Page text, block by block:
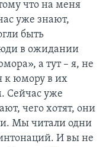
что на меня
уже знают,
быть
в ожидании
а тут – я, не
к юмору в их
Сейчас уже
чего хотят, они
Мы читали одни
И вы не